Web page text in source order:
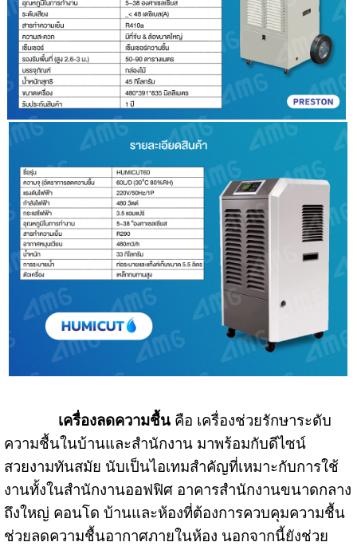
เครื่องลดความชื้น คือ เครื่องช่วยรักษาระดับ
ความชื้นในบ้านและสำนักงาน มาพร้อมกับดีไซน์
สวยงามทันสมัย นับเป็นไอเทมสำคัญที่เหมาะกับการใช้
งานทั้งในสำนักงานออฟฟิศ อาคารสำนักงานขนาดกลาง
ถึงใหญ่ คอนโด บ้านและห้องที่ต้องการควบคุมความชื้น
ช่วยลดความชื้นอากาศภายในห้อง นอกจากนี้ยังช่วย